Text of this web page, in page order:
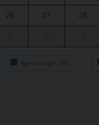
26 27 28
Agenda degli uffici